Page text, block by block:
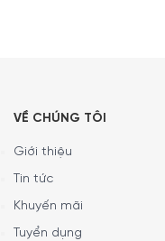
VỀ CHÚNG TÔI
Giới thiệu
Tin tức
Khuyến mãi
Tuyển dụng